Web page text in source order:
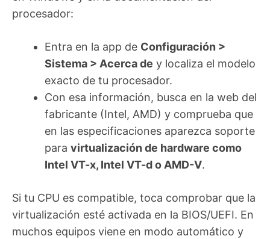
procesador:
Entra en la app de Configuración >
Sistema > Acerca de y localiza el modelo
exacto de tu procesador.
Con esa información, busca en la web del
fabricante (Intel, AMD) y comprueba que
en las especificaciones aparezca soporte
para virtualización de hardware como
Intel VT-x, Intel VT-d o AMD-V.
Si tu CPU es compatible, toca comprobar que la
virtualización esté activada en la BIOS/UEFI. En
muchos equipos viene en modo automático y